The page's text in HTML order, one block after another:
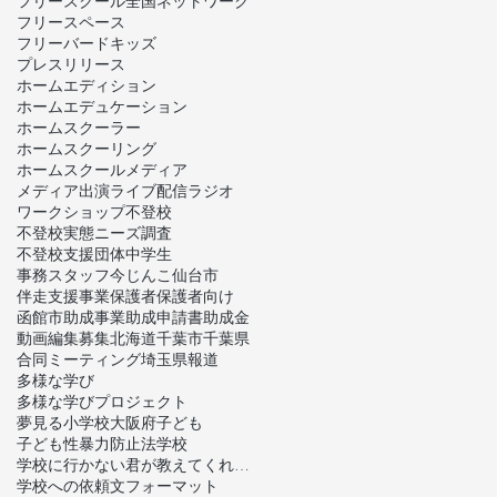
フリースペース
フリーバードキッズ
プレスリリース
ホームエディション
ホームエデュケーション
ホームスクーラー
ホームスクーリング
ホームスクールメディア
メディア出演ライブ配信ラジオ
ワークショップ不登校
不登校実態ニーズ調査
不登校支援団体中学生
事務スタッフ今じんこ仙台市
伴走支援事業保護者保護者向け
函館市助成事業助成申請書助成金
動画編集募集北海道千葉市千葉県
合同ミーティング埼玉県報道
多様な学び
多様な学びプロジェクト
夢見る小学校大阪府子ども
子ども性暴力防止法学校
学校に行かない君が教えてくれたこと
学校への依頼文フォーマット